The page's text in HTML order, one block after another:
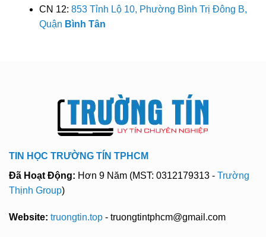
CN 12: 853 Tỉnh Lộ 10, Phường Bình Trị Đông B,
Quận Bình Tân
TIN HỌC TRƯỜNG TÍN TPHCM
Đã Hoạt Động: Hơn 9 Năm (MST: 0312179313 - Trường
Thịnh Group)
Website: truongtin.top - truongtintphcm@gmail.com